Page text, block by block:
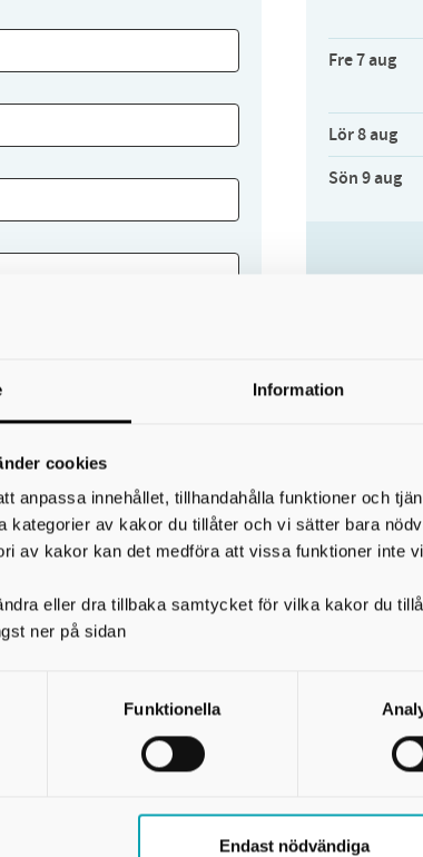
Information
cookies
anpassa innehållet, tillhandahålla funktioner och
kategorier av kakor du tillåter och vi sätter bara
av kakor kan det medföra att vissa funktioner inte
eller dra tillbaka samtycket för vilka kakor du
ner på sidan
Funktionella
Endast nödvändiga
position, alternativt:
i kartan
Fre 7 aug
Lör 8 aug
Sön 9 aug
19 juni: